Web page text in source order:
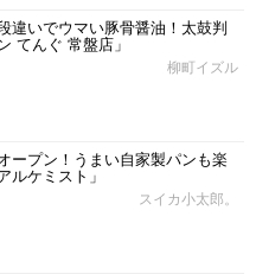
違いでウマい豚骨醤油！太鼓判
てんぐ 常盤店」
柳町イズル
ープン！うまい自家製パンも楽
ルケミスト」
スイカ小太郎。